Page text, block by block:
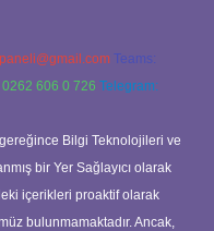
Teams:
606 0 726 Telegram:
Bilgi Teknolojileri ve
bir Yer Sağlayıcı olarak
içerikleri proaktif olarak
bulunmamaktadır. Ancak,